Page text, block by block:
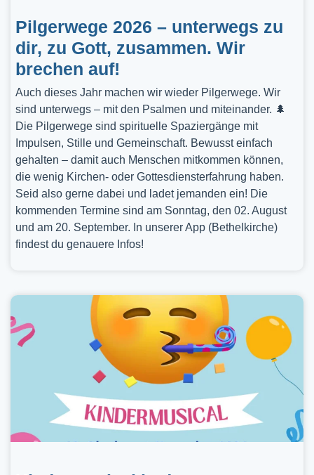
Pilgerwege 2026 – unterwegs zu
dir, zu Gott, zusammen. Wir
brechen auf!
Auch dieses Jahr machen wir wieder Pilgerwege. Wir
sind unterwegs – mit den Psalmen und miteinander. 🌲
Die Pilgerwege sind spirituelle Spaziergänge mit
Impulsen, Stille und Gemeinschaft. Bewusst einfach
gehalten – damit auch Menschen mitkommen können,
die wenig Kirchen- oder Gottesdiensterfahrung haben.
Seid also gerne dabei und ladet jemanden ein! Die
kommenden Termine sind am Sonntag, den 02. August
und am 20. September. In unserer App (Bethelkirche)
findest du genauere Infos!